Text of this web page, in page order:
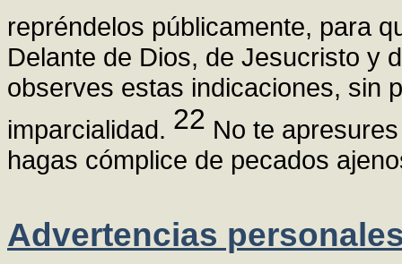
repréndelos públicamente, para
Delante de Dios, de Jesucristo y
observes estas indicaciones, sin
imparcialidad. 22 No te
hagas cómplice de pecados
Advertencias